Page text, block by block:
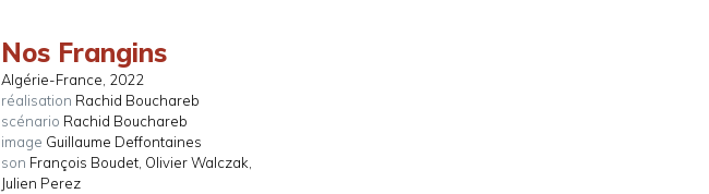
Nos Frangins
Algérie-France, 2022
réalisation Rachid Bouchareb
scénario Rachid Bouchareb
image Guillaume Deffontaines
son François Boudet, Olivier Walczak,
Julien Perez